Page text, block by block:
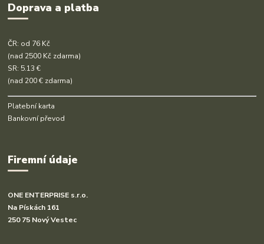
Doprava a platba
ČR: od 76 Kč
(nad 2500 Kč zdarma)
SR: 5.13 €
(nad 200 € zdarma)
Platební karta
Bankovní převod
Firemní údaje
ONE ENTERPRISE s.r.o.
Na Pískách 161
250 75 Nový Vestec